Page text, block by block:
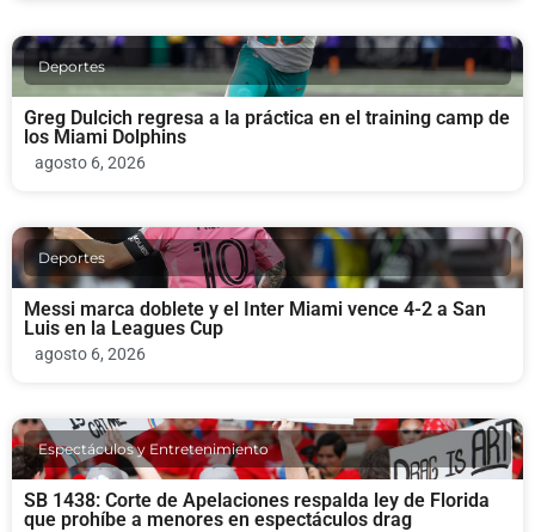
Deportes
Greg Dulcich regresa a la práctica en el training camp de
los Miami Dolphins
agosto 6, 2026
Deportes
Messi marca doblete y el Inter Miami vence 4-2 a San
Luis en la Leagues Cup
agosto 6, 2026
Espectáculos y Entretenimiento
SB 1438: Corte de Apelaciones respalda ley de Florida
que prohíbe a menores en espectáculos drag